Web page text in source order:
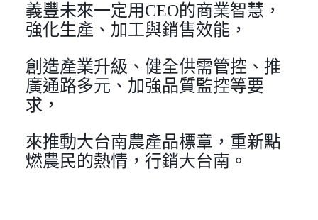
義豐未來一定用CEO的商業智慧，
強化生產、加工與銷售效能，
創造產業升級、健全供需管控、推
廣通路多元、加強品質監控等要
求，
來推動大台南農產品標章，重新點
燃農民的熱情，行銷大台南。